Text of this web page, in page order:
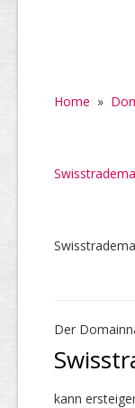
Home »
Der
kann